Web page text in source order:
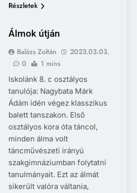
Részletek
Álmok útján
Balázs Zoltán
2023.03.03.
0
1 mins
Iskolánk 8. c osztályos
tanulója: Nagybata Márk
Ádám idén végez klasszikus
balett tanszakon. Első
osztályos kora óta táncol,
minden álma volt
táncművészeti irányú
szakgimnáziumban folytatni
tanulmányait. Ezt az álmát
sikerült valóra váltania,